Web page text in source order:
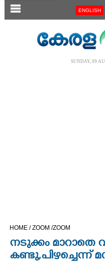
SECTIONS
OPINION
ENGLISH
SUNDAY, 09
HOME /ZOOM /ZOOM
നടുക്കം മാറാതെ
കണ്ടു,പിഴച്ചെന്ന്